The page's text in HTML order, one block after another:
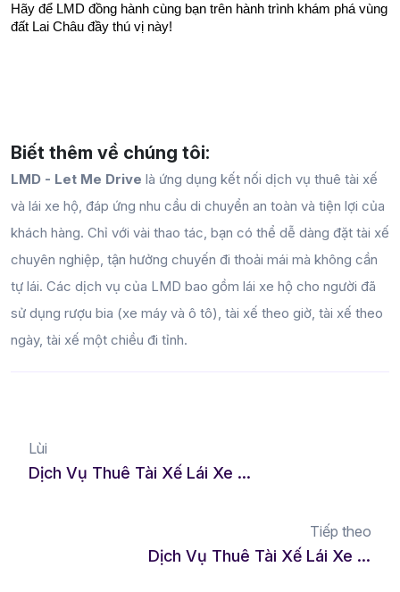
Hãy để LMD đồng hành cùng bạn trên hành trình khám phá vùng
đất Lai Châu đầy thú vị này!
Biết thêm về chúng tôi:
LMD - Let Me Drive là ứng dụng kết nối dịch vụ thuê tài xế
và lái xe hộ, đáp ứng nhu cầu di chuyển an toàn và tiện lợi của
khách hàng. Chỉ với vài thao tác, bạn có thể dễ dàng đặt tài xế
chuyên nghiệp, tận hưởng chuyến đi thoải mái mà không cần
tự lái. Các dịch vụ của LMD bao gồm lái xe hộ cho người đã
sử dụng rượu bia (xe máy và ô tô), tài xế theo giờ, tài xế theo
ngày, tài xế một chiều đi tỉnh.
Lùi
Dịch Vụ Thuê Tài Xế Lái Xe Hộ Tại Hòa Bình – Chất Lượng Cao An Toàn Tối Ưu
Tiếp theo
Dịch Vụ Thuê Tài Xế Lái Xe Hộ Tại Vĩnh Yên – Giải Pháp Di Chuyển An Toàn, Tiện Lợi